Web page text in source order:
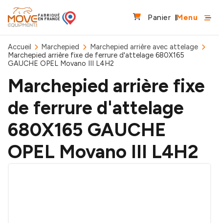
Panier Menu
Accueil Marchepied
Marchepied arrière avec attelage
Marchepied arrière fixe de ferrure d'attelage 680X165
GAUCHE OPEL Movano III L4H2
Marchepied arrière fixe
de ferrure d'attelage
680X165 GAUCHE
OPEL Movano III L4H2